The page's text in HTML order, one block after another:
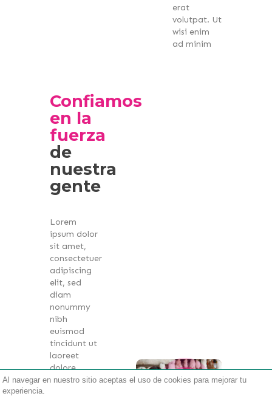
erat
volutpat. Ut
wisi enim
ad minim
Confiamos
en la
fuerza
de
nuestra
gente
Lorem
ipsum dolor
sit amet,
consectetuer
adipiscing
elit, sed
diam
nonummy
nibh
euismod
tincidunt ut
laoreet
dolore
magna
Al navegar en nuestro sitio aceptas el uso de cookies para mejorar tu
experiencia.